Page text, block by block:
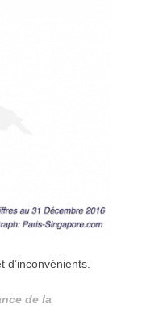
d’inconvénients.
de la